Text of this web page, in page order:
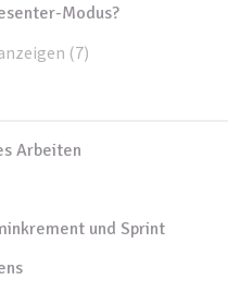
Modus?
(7)
Arbeiten
und Sprint